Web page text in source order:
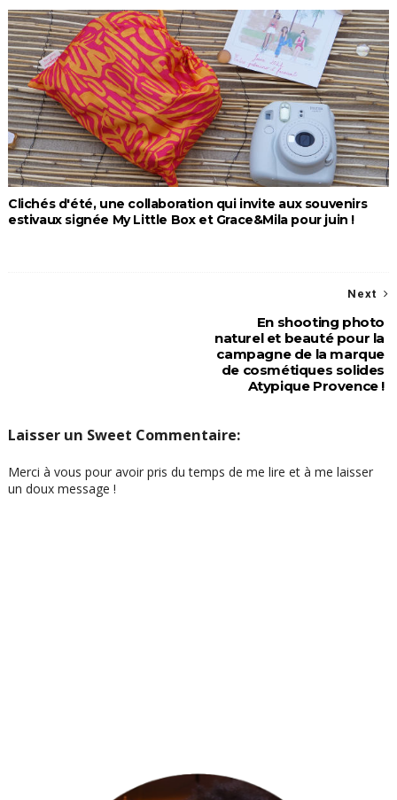
Clichés d'été, une collaboration qui invite aux souvenirs
estivaux signée My Little Box et Grace&Mila pour juin !
Next
En shooting photo
naturel et beauté pour la
campagne de la marque
de cosmétiques solides
Atypique Provence !
Laisser un Sweet Commentaire:
Merci à vous pour avoir pris du temps de me lire et à me laisser
un doux message !